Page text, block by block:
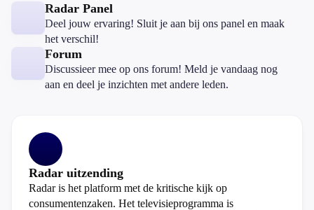
Radar Panel
Deel jouw ervaring! Sluit je aan bij ons panel en maak
het verschil!
Forum
Discussieer mee op ons forum! Meld je vandaag nog
aan en deel je inzichten met andere leden.
Radar uitzending
Radar is het platform met de kritische kijk op
consumentenzaken. Het televisieprogramma is